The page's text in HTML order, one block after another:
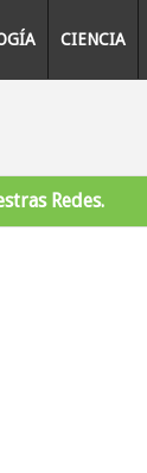
CIENCIA
Redes.